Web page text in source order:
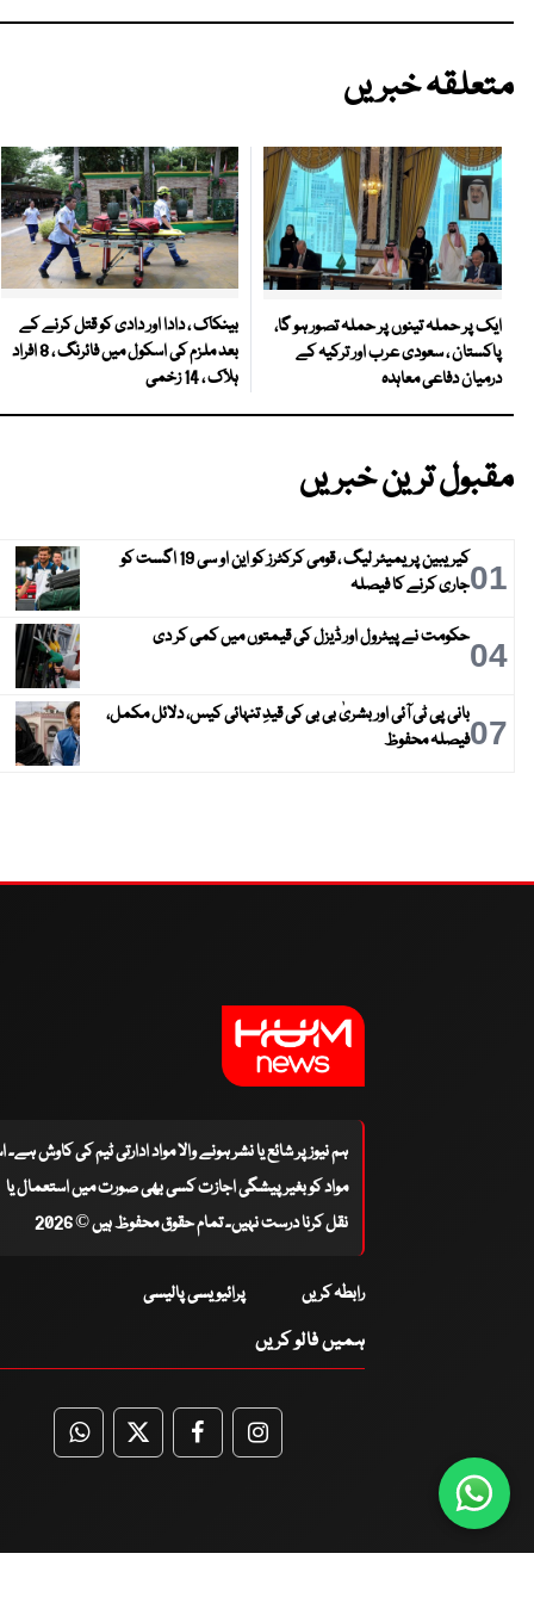
متعلقہ خبریں
ایک پر حملہ تینوں پر حملہ تصور ہو گا،
پاکستان ، سعودی عرب اور ترکیہ کے
درمیان دفاعی معاہدہ
بینکاک ، دادا اور دادی کو قتل کرنے کے
بعد ملزم کی اسکول میں فائرنگ ، 8 افراد
ہلاک ، 14 زخمی
مقبول ترین خبریں
01
کیریبین پریمیئر لیگ ، قومی کرکٹرز کو این او سی 19 اگست کو
جاری کرنے کا فیصلہ
04حکومت نے پیٹرول اور ڈیزل کی قیمتوں میں کمی کر دی
07بانی پی ٹی آئی اور بشریٰ بی بی کی قیدِ تنہائی کیس، دلائل مکمل،
فیصلہ محفوظ
ہم نیوز پر شائع یا نشر ہونے والا مواد ادارتی ٹیم کی کاوش
مواد کو بغیر پیشگی اجازت کسی بھی صورت میں استعمال یا
نقل کرنا درست نہیں۔ تمام حقوق محفوظ ہیں © 2026
رابطہ کریں پرائیویسی پالیسی
ہمیں فالو کریں
WhatsApp
TwitterFacebookFacebook